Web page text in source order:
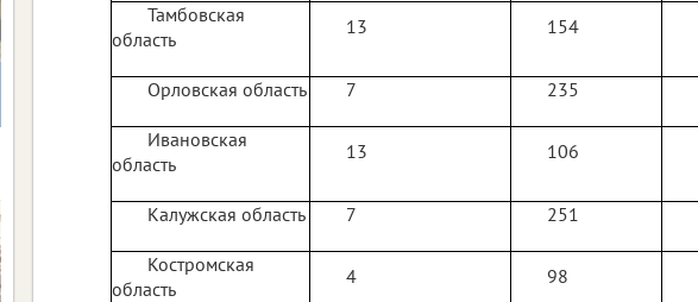
Тамбовская
область
13 154
Орловская область 7 235
Ивановская
область
13 106
Калужская область 7 251
Костромская
область
4 98